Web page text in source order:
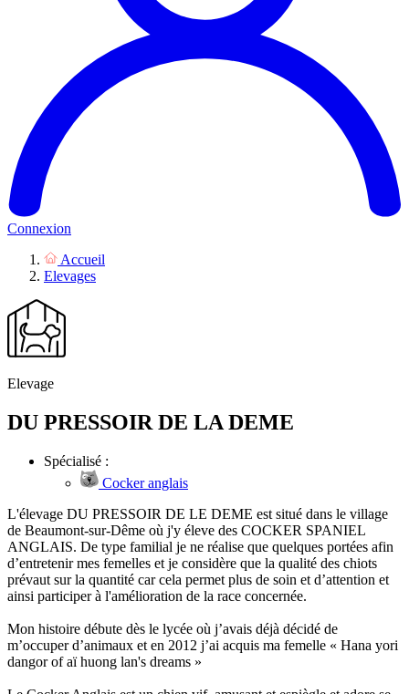
Connexion
Accueil
Elevages
Elevage
DU PRESSOIR DE LA DEME
Spécialisé :
Cocker anglais
L'élevage DU PRESSOIR DE LE DEME est situé dans le village
de Beaumont-sur-Dême où j'y éleve des COCKER SPANIEL
ANGLAIS. De type familial je ne réalise que quelques portées afin
d’entretenir mes femelles et je considère que la qualité des chiots
prévaut sur la quantité car cela permet plus de soin et d’attention et
ainsi participer à l'amélioration de la race concernée.
Mon histoire débute dès le lycée où j’avais déjà décidé de
m’occuper d’animaux et en 2012 j’ai acquis ma femelle « Hana yori
dangor of aï huong lan's dreams »